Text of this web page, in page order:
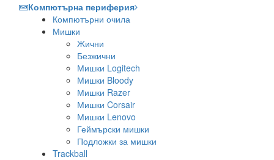
Компютърна периферия
Компютърни очила
Мишки
Жични
Безжични
Мишки Logitech
Мишки Bloody
Мишки Razer
Мишки Corsair
Мишки Lenovo
Геймърски мишки
Подложки за мишки
Trackball